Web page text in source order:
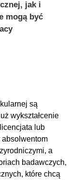
jak i
mogą być
są
wykształcenie
lub
absolwentom
a
badawczych,
które chcą